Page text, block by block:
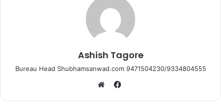
Ashish Tagore
Bureau Head Shubhamsanwad.com 9471504230/9334804555
Facebook